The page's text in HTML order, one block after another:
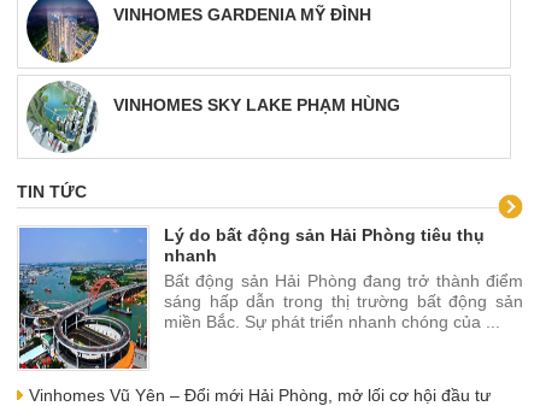
VINHOMES GARDENIA MỸ ĐÌNH
VINHOMES SKY LAKE PHẠM HÙNG
TIN TỨC
Lý do bất động sản Hải Phòng tiêu thụ
nhanh
Bất động sản Hải Phòng đang trở thành điểm
sáng hấp dẫn trong thị trường bất động sản
miền Bắc. Sự phát triển nhanh chóng của ...
Vinhomes Vũ Yên – Đổi mới Hải Phòng, mở lối cơ hội đầu tư